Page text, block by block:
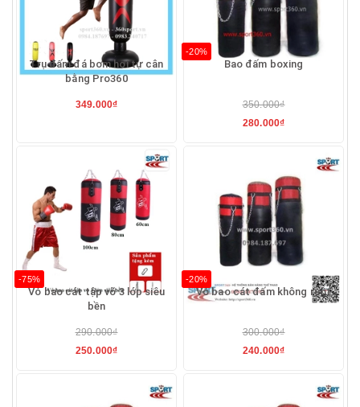
Trụ đấm đá bơm hơi tự cân
bằng Pro360
349.000₫
-20%
Bao đấm boxing
350.000₫
280.000₫
-75%
Vỏ bao cát tập võ 3 lớp siêu
bền
290.000₫
250.000₫
-20%
Vỏ bao cát đấm không ruột
300.000₫
240.000₫